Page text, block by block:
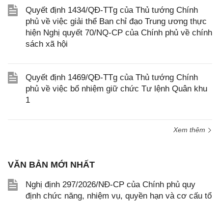
Quyết định 1434/QĐ-TTg của Thủ tướng Chính
phủ về việc giải thể Ban chỉ đạo Trung ương thực
hiện Nghị quyết 70/NQ-CP của Chính phủ về chính
sách xã hội
Quyết định 1469/QĐ-TTg của Thủ tướng Chính
phủ về việc bổ nhiệm giữ chức Tư lệnh Quân khu
1
Xem thêm
VĂN BẢN MỚI NHẤT
Nghị định 297/2026/NĐ-CP của Chính phủ quy
định chức năng, nhiệm vụ, quyền hạn và cơ cấu tổ